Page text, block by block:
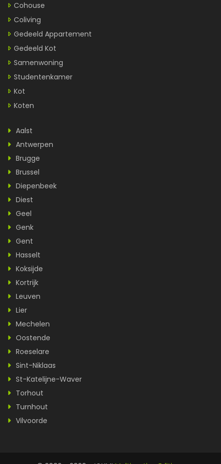
Cohouse
Coliving
Gedeeld Appartement
Gedeeld Kot
Samenwoning
Studentenkamer
Kot
Koten
Aalst
Antwerpen
Brugge
Brussel
Diepenbeek
Diest
Geel
Genk
Gent
Hasselt
Koksijde
Kortrijk
Leuven
Lier
Mechelen
Oostende
Roeselare
Sint-Niklaas
St-Katelijne-Waver
Torhout
Turnhout
Vilvoorde